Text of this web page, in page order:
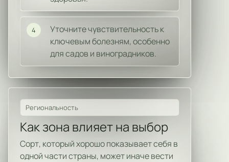
4
Уточните чувствительность к
ключевым болезням, особенно
для садов и виноградников.
Региональность
Как зона влияет на выбор
Сорт, который хорошо показывает себя в
одной части страны, может иначе вести